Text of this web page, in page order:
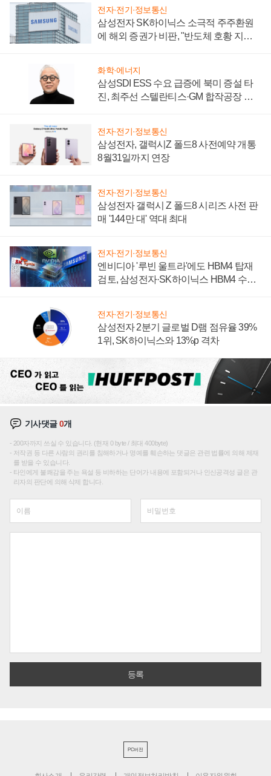
전자·전기·정보통신
삼성전자 SK하이닉스 소극적 주주환원
에 해외 증권가 비판, "반도체 호황 지속
화학·에너지
삼성SDI ESS 수요 급증에 북미 증설 타
진, 최주선 스텔란티스·GM 합작공장 건
전자·전기·정보통신
삼성전자, 갤럭시Z 폴드8 사전예약 개통
8월31일까지 연장
전자·전기·정보통신
삼성전자 갤럭시 Z 폴드8 시리즈 사전 판
매 '144만 대' 역대 최대
전자·전기·정보통신
엔비디아 '루빈 울트라'에도 HBM4 탑재
검토, 삼성전자·SK하이닉스 HBM4 수율
전자·전기·정보통신
삼성전자 2분기 글로벌 D램 점유율 39%
1위, SK하이닉스와 13%p 격차
기사댓글0개
200자까지 쓰실 수 있습니다. (현재 0 byte / 최대 400byte)
저작권 등 다른 사람의 권리를 침해하거나 명예를 훼손하는 댓글은 관련 법률에 의해 제재
를 받을 수 있습니다.
타인에게 불쾌감을 주는 욕설 등 비하하는 단어가 내용에 포함되거나 인신공격성 글은 관
리자의 판단에 의해 삭제 합니다.
PC버전